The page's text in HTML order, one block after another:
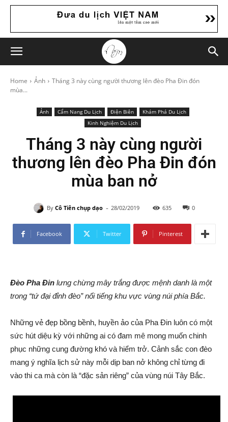
Home Ảnh
Tháng 3 này cùng người thương lên đèo Pha Đin đón
mùa...
Ảnh Cẩm Nang Du Lịch Điện Biên
Khám Phá Du Lịch
Kinh Nghiệm Du Lịch
Tháng 3 này cùng người
thương lên đèo Pha Đin đón
mùa ban nở
By Cô Tiên chụp dạo - 28/02/2019 635 0
Facebook Twitter Pinterest
Đèo Pha Đin lưng chừng mây trắng được mệnh danh là một
trong “tứ đại đỉnh đèo” nổi tiếng khu vực vùng núi phía Bắc.
Những vẻ đẹp bồng bềnh, huyền ảo của Pha Đin luôn có một
sức hút diệu kỳ với những ai có đam mê mong muốn chinh
phục những cung đường khó và hiểm trở. Cảnh sắc con đèo
mang ý nghĩa lịch sử này mỗi dịp ban nở không chỉ từng đi
vào thi ca mà còn là “đặc sản riêng” của vùng núi Tây Bắc.